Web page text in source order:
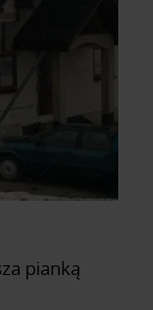
pianką